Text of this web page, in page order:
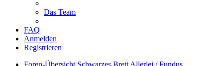
Das Team
FAQ
Anmelden
Registrieren